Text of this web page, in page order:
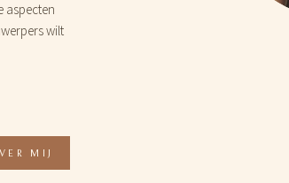
MIJ
aspecten
wilt